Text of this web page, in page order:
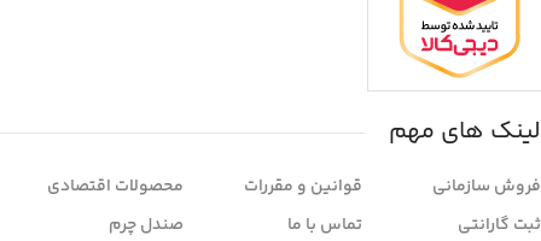
لینک های مهم
فروش سازمانی
ثبت گارانتی
قوانین و مقررات
تماس با ما
محصولات اقتصادی
صندل چرم